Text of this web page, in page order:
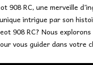
908 RC, une merveille
intrigue par son
908 RC? Nous
vous guider dans votre